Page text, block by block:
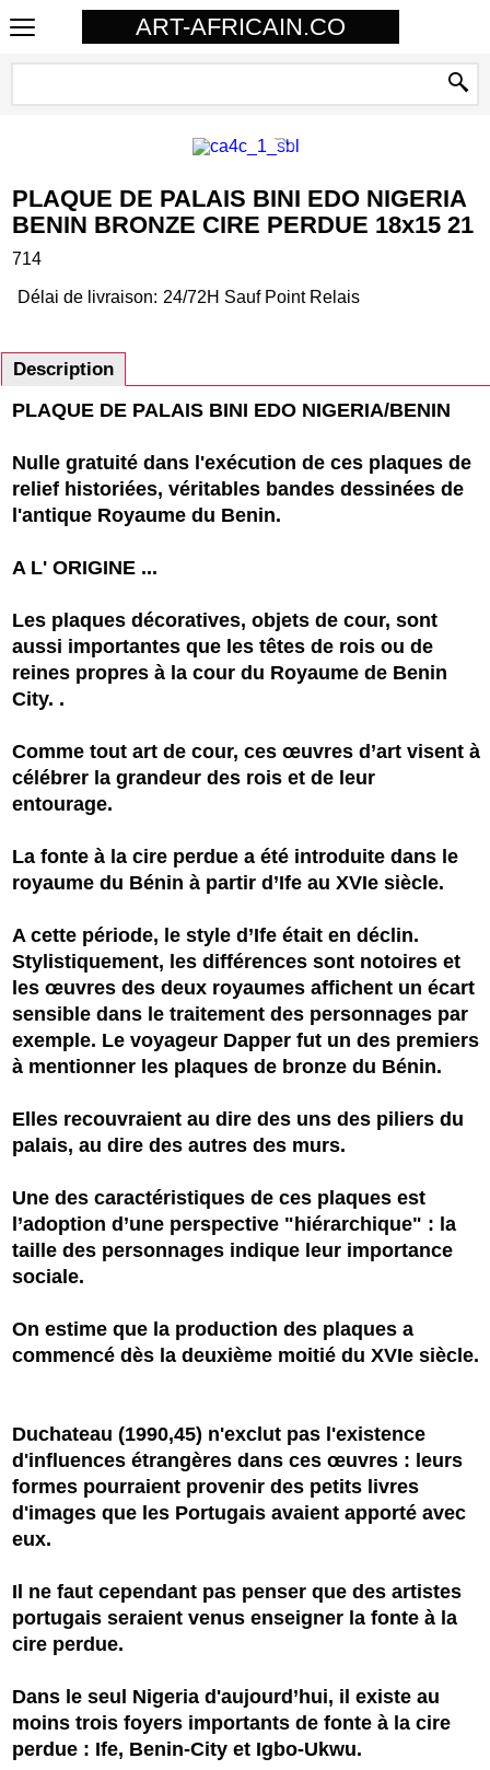
ART-AFRICAIN.CO
PLAQUE DE PALAIS BINI EDO NIGERIA
BENIN BRONZE CIRE PERDUE 18x15 21
714
Délai de livraison: 24/72H Sauf Point Relais
Description
PLAQUE DE PALAIS BINI EDO NIGERIA/BENIN
Nulle gratuité dans l'exécution de ces plaques de
relief historiées, véritables bandes dessinées de
l'antique Royaume du Benin.
A L' ORIGINE ...
Les plaques décoratives, objets de cour, sont
aussi importantes que les têtes de rois ou de
reines propres à la cour du Royaume de Benin
City. .
Comme tout art de cour, ces œuvres d’art visent à
célébrer la grandeur des rois et de leur
entourage.
La fonte à la cire perdue a été introduite dans le
royaume du Bénin à partir d’Ife au XVIe siècle.
A cette période, le style d’Ife était en déclin.
Stylistiquement, les différences sont notoires et
les œuvres des deux royaumes affichent un écart
sensible dans le traitement des personnages par
exemple. Le voyageur Dapper fut un des premiers
à mentionner les plaques de bronze du Bénin.
Elles recouvraient au dire des uns des piliers du
palais, au dire des autres des murs.
Une des caractéristiques de ces plaques est
l’adoption d’une perspective "hiérarchique" : la
taille des personnages indique leur importance
sociale.
On estime que la production des plaques a
commencé dès la deuxième moitié du XVIe siècle.
Duchateau (1990,45) n'exclut pas l'existence
d'influences étrangères dans ces œuvres : leurs
formes pourraient provenir des petits livres
d'images que les Portugais avaient apporté avec
eux.
Il ne faut cependant pas penser que des artistes
portugais seraient venus enseigner la fonte à la
cire perdue.
Dans le seul Nigeria d'aujourd’hui, il existe au
moins trois foyers importants de fonte à la cire
perdue : Ife, Benin-City et Igbo-Ukwu.